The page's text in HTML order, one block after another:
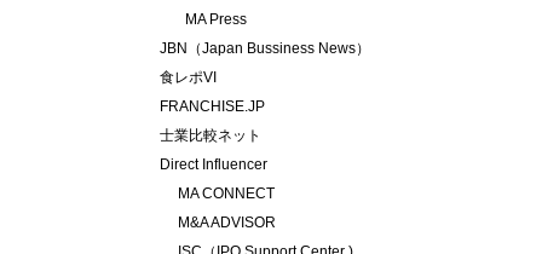
MA Press
JBN（Japan Bussiness News）
食レポVI
FRANCHISE.JP
士業比較ネット
Direct Influencer
MA CONNECT
M&A ADVISOR